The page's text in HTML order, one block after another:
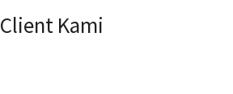
Client Kami